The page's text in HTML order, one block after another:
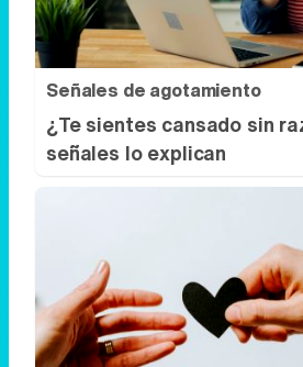
Señales de agotamiento
¿Te sientes cansado sin
señales lo explican